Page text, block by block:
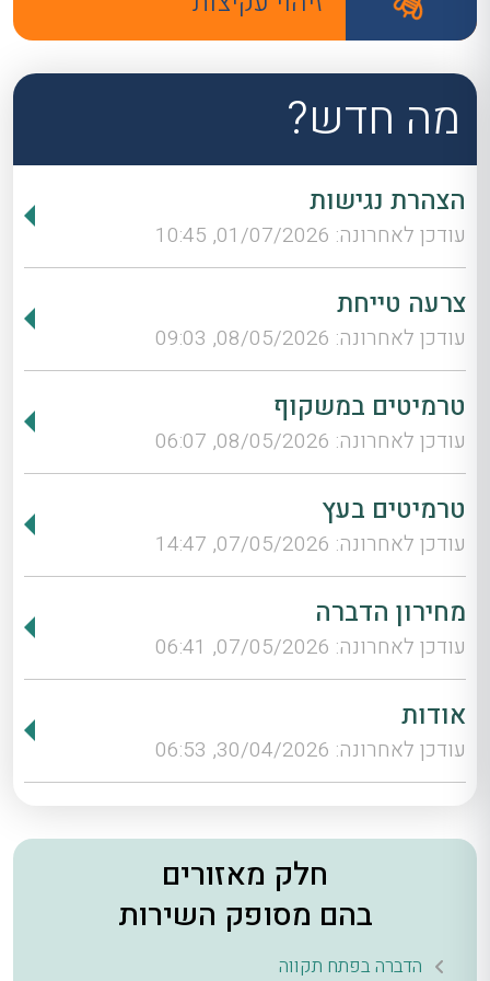
מה חדש?
הצהרת נגישות
עודכן לאחרונה: 01/07/2026, 10:45
צרעה טייחת
עודכן לאחרונה: 08/05/2026, 09:03
טרמיטים במשקוף
עודכן לאחרונה: 08/05/2026, 06:07
טרמיטים בעץ
עודכן לאחרונה: 07/05/2026, 14:47
מחירון הדברה
עודכן לאחרונה: 07/05/2026, 06:41
אודות
עודכן לאחרונה: 30/04/2026, 06:53
חלק מאזורים
בהם מסופק השירות
הדברה בפתח תקווה